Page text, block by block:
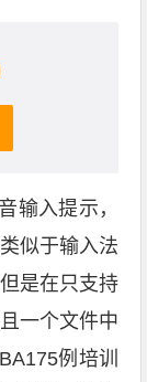
输入提示，
似于输入法
是在只支持
一个文件中
例培训